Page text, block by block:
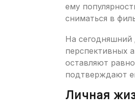
ему
сниматься в
На сегодняшний
перспективных
оставляют
подтверждают
Личная